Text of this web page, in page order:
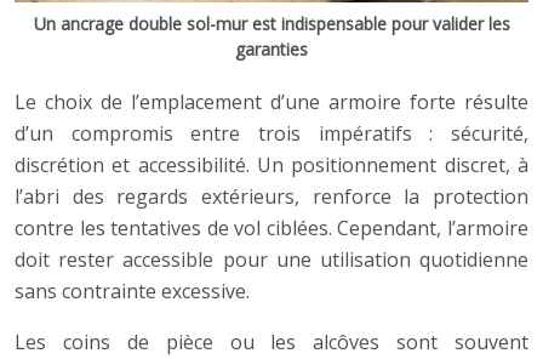
Un ancrage double sol-mur est indispensable pour valider les
garanties
Le choix de l’emplacement d’une armoire forte résulte
d’un compromis entre trois impératifs : sécurité,
discrétion et accessibilité. Un positionnement discret, à
l’abri des regards extérieurs, renforce la protection
contre les tentatives de vol ciblées. Cependant, l’armoire
doit rester accessible pour une utilisation quotidienne
sans contrainte excessive.
Les coins de pièce ou les alcôves sont souvent